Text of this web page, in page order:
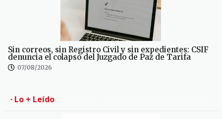
Sin correos, sin Registro Civil y sin expedientes: CSIF
denuncia el colapso del Juzgado de Paz de Tarifa
07/08/2026
· Lo + Leído